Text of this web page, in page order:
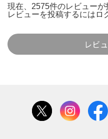
現在、2575件のレビューが
レビューを投稿するには ロ
レビ